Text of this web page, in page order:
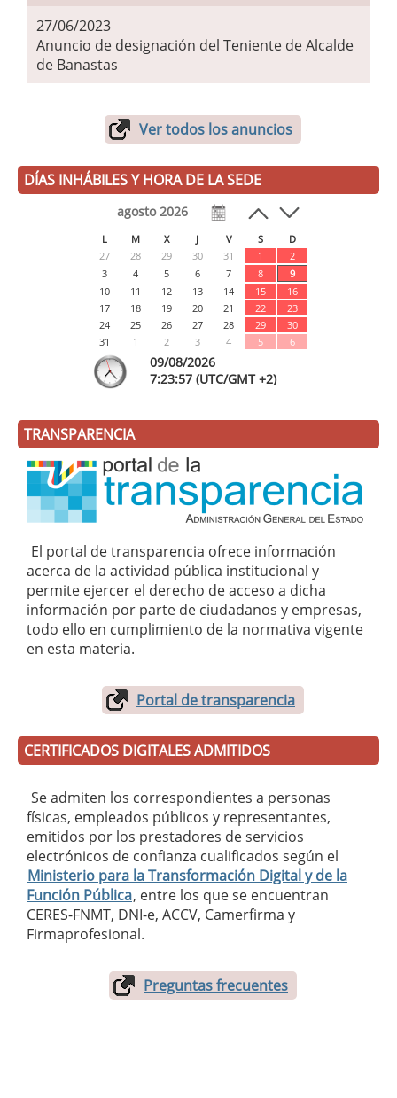
27/06/2023
Anuncio de designación del Teniente de Alcalde
de Banastas
Ver todos los anuncios
DÍAS INHÁBILES Y HORA DE LA SEDE
agosto 2026
L M X J V S
D
27
28 29 30 31 1
2
3
4 5 6 7 8
9
10
11 12 13 14 15
16
17
18 19 20 21 22
23
24
25 26 27 28 29
30
31
1 2 3 4 5 6
09/08/2026
7:23:58 (UTC/GMT +2)
TRANSPARENCIA
El portal de transparencia ofrece información
acerca de la actividad pública institucional y
permite ejercer el derecho de acceso a dicha
información por parte de ciudadanos y empresas,
todo ello en cumplimiento de la normativa vigente
en esta materia.
Portal de transparencia
CERTIFICADOS DIGITALES ADMITIDOS
Se admiten los correspondientes a personas
físicas, empleados públicos y representantes,
emitidos por los prestadores de servicios
electrónicos de confianza cualificados según el
Ministerio para la Transformación Digital y de la
Función Pública, entre los que se encuentran
CERES-FNMT, DNI-e, ACCV, Camerfirma y
Firmaprofesional.
Preguntas frecuentes